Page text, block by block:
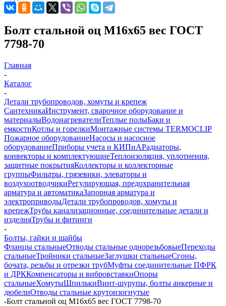
Болт стальной оц М16х65 вес ГОСТ
7798-70
Главная
-
Каталог
-
Детали трубопроводов, хомуты и крепеж
СантехникаИнструмент, сварочное оборудование и
материалыВодонагревателиТеплые полыБаки и
емкостиКотлы и горелкиМонтажные системы TERMOCLIP
Пожарное оборудованиеНасосы и насосное
оборудованиеПриборы учета и КИПиАРадиаторы,
конвекторы и комплектующиеТеплоизоляция, уплотнения,
защитные покрытияКоллекторы и коллекторные
группыФильтры, грязевики, элеваторы и
воздухоотводчикиРегулирующая, предохранительная
арматура и автоматикаЗапорная арматура и
электроприводыДетали трубопроводов, хомуты и
крепежТрубы канализационные, соединительные детали и
изделияТрубы и фитинги
-
Болты, гайки и шайбы
Фланцы стальныеОтводы стальные однорезьбовыеПереходы
стальныеТройники стальныеЗаглушки стальныеСгоны,
бочата, резьбы и отрезки трубМуфты соединительные ПФРК
и ДРККомпенсаторы и вибровставкиОпоры
стальныеХомутыШпилькиВинт-шурупы, болты анкерные и
дюбелиОтводы стальные крутоизогнутые
-Болт стальной оц М16х65 вес ГОСТ 7798-70